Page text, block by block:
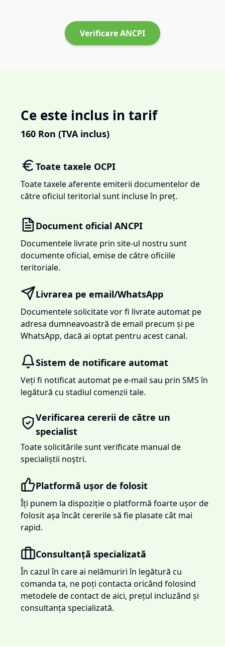
Verificare ANCPI
Ce este inclus in tarif
160 Ron (TVA inclus)
Toate taxele OCPI
Toate taxele aferente emiterii documentelor de
către oficiul teritorial sunt incluse în preț.
Document oficial ANCPI
Documentele livrate prin site-ul nostru sunt
documente oficial, emise de către oficiile
teritoriale.
Livrarea pe email/WhatsApp
Documentele solicitate vor fi livrate automat pe
adresa dumneavoastră de email precum și pe
WhatsApp, dacă ai optat pentru acest canal.
Sistem de notificare automat
Veți fi notificat automat pe e-mail sau prin SMS în
legătură cu stadiul comenzii tale.
Verificarea cererii de către un
specialist
Toate solicitările sunt verificate manual de
specialiștii noștri.
Platformă ușor de folosit
Îți punem la dispoziție o platformă foarte ușor de
folosit așa încât cererile să fie plasate cât mai
rapid.
Consultanță specializată
În cazul în care ai nelămuriri în legătură cu
comanda ta, ne poți contacta oricând folosind
metodele de contact de aici, prețul incluzând și
consultanța specializată.